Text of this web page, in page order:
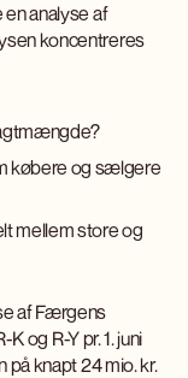
analyse af
koncentreres
købere og sælgere
mellem store og
af Færgens
og R-Y pr. 1. juni
på knapt 24 mio. kr.